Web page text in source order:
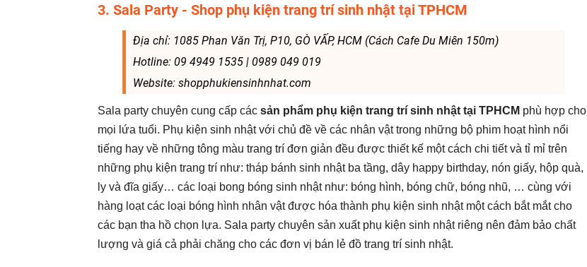
3. Sala Party - Shop phụ kiện trang trí sinh nhật tại TPHCM
Địa chỉ: 1085 Phan Văn Trị, P10, GÒ VẤP, HCM (Cách Cafe Du Miên 150m)
Hotline: 09 4949 1535 | 0989 049 019
Website: shopphukiensinhnhat.com
Sala party chuyên cung cấp các sản phẩm phụ kiện trang trí sinh nhật tại TPHCM phù hợp cho
mọi lứa tuổi. Phụ kiện sinh nhật với chủ đề về các nhân vật trong những bộ phim hoạt hình nổi
tiếng hay về những tông màu trang trí đơn giản đều được thiết kế một cách chi tiết và tỉ mỉ trên
những phụ kiện trang trí như: tháp bánh sinh nhật ba tầng, dây happy birthday, nón giấy, hộp quà,
ly và đĩa giấy… các loại bong bóng sinh nhật như: bóng hình, bóng chữ, bóng nhũ, … cùng với
hàng loạt các loại bóng hình nhân vật được hóa thành phụ kiện sinh nhật một cách bắt mắt cho
các bạn tha hồ chọn lựa. Sala party chuyên sản xuất phụ kiện sinh nhật riêng nên đảm bảo chất
lượng và giá cả phải chăng cho các đơn vị bán lẻ đồ trang trí sinh nhật.